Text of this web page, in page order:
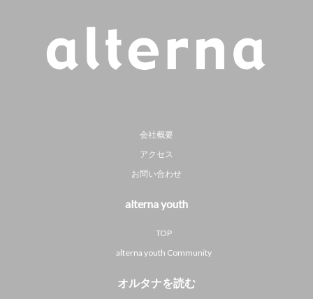
会社概要
アクセス
お問い合わせ
alterna youth
TOP
alterna youth Community
オルタナを読む